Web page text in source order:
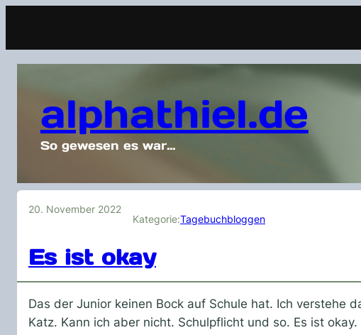
alphathiel.de
So gewesen es war…
20. November 2022
Kategorie:Tagebuchbloggen
Es ist okay
Das der Junior keinen Bock auf Schule hat. Ich verstehe
Katz. Kann ich aber nicht. Schulpflicht und so. Es ist okay.